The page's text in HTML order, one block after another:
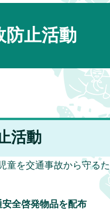
防止活動
活動
童を交通事故から守る
全啓発物品を配布